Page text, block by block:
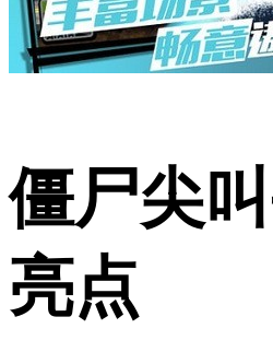
僵尸尖
亮点